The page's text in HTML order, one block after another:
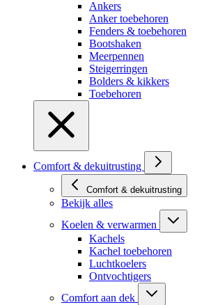
Ankers
Anker toebehoren
Fenders & toebehoren
Bootshaken
Meerpennen
Steigerringen
Bolders & kikkers
Toebehoren
Comfort & dekuitrusting
Comfort & dekuitrusting
Bekijk alles
Koelen & verwarmen
Kachels
Kachel toebehoren
Luchtkoelers
Ontvochtigers
Comfort aan dek